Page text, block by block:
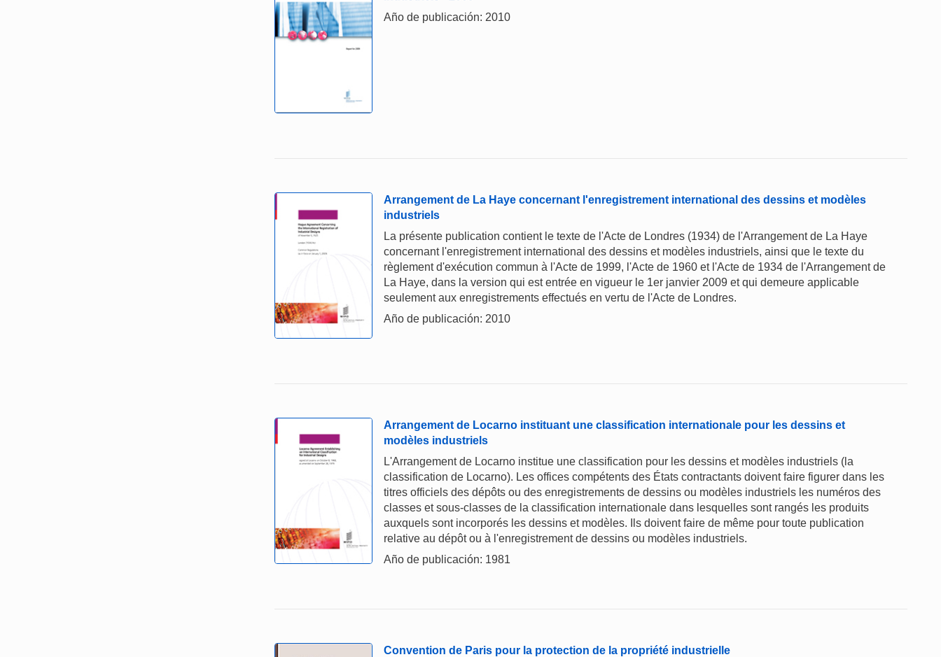
Año de publicación: 2010
Arrangement de La Haye concernant l'enregistrement international des dessins et modèles
industriels
La présente publication contient le texte de l'Acte de Londres (1934) de l'Arrangement de La Haye
concernant l'enregistrement international des dessins et modèles industriels, ainsi que le texte du
règlement d'exécution commun à l'Acte de 1999, l'Acte de 1960 et l'Acte de 1934 de l'Arrangement de
La Haye, dans la version qui est entrée en vigueur le 1er janvier 2009 et qui demeure applicable
seulement aux enregistrements effectués en vertu de l'Acte de Londres.
Año de publicación: 2010
Arrangement de Locarno instituant une classification internationale pour les dessins et
modèles industriels
L'Arrangement de Locarno institue une classification pour les dessins et modèles industriels (la
classification de Locarno). Les offices compétents des États contractants doivent faire figurer dans les
titres officiels des dépôts ou des enregistrements de dessins ou modèles industriels les numéros des
classes et sous-classes de la classification internationale dans lesquelles sont rangés les produits
auxquels sont incorporés les dessins et modèles. Ils doivent faire de même pour toute publication
relative au dépôt ou à l'enregistrement de dessins ou modèles industriels.
Año de publicación: 1981
Convention de Paris pour la protection de la propriété industrielle